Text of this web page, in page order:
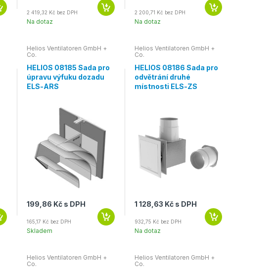
2 419,32 Kč bez DPH
Na dotaz
2 200,71 Kč bez DPH
Na dotaz
Helios Ventilatoren GmbH +
Co.
HELIOS 08185 Sada pro
úpravu výfuku dozadu
ELS-ARS
199,86 Kč s DPH
165,17 Kč bez DPH
Skladem
Helios Ventilatoren GmbH +
Co.
HELIOS 08186 Sada pro
odvětrání druhé
místnosti ELS-ZS
1 128,63 Kč s DPH
932,75 Kč bez DPH
Na dotaz
Helios Ventilatoren GmbH +
Co.
Helios Ventilatoren GmbH +
Co.